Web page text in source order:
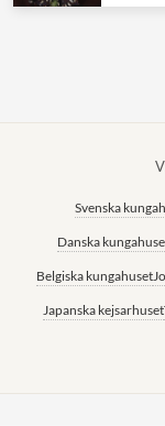
Svenska
Danska
Belgiska kungahuset
Japanska kejsarhuset